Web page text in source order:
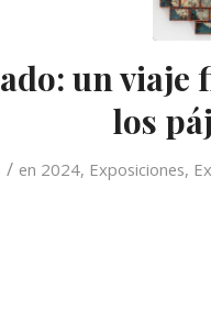
un
los
/ en 2024, Exposiciones,